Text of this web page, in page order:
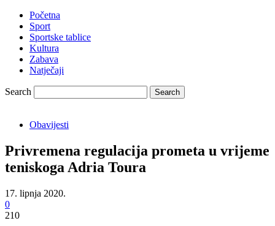
Početna
Sport
Sportske tablice
Kultura
Zabava
Natječaji
Search
Obavijesti
Privremena regulacija prometa u vrijeme
teniskoga Adria Toura
17. lipnja 2020.
0
210